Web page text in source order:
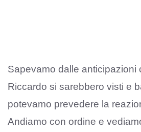
Sapevamo dalle anticipazioni
Riccardo si sarebbero visti e
potevamo prevedere la
Andiamo con ordine e